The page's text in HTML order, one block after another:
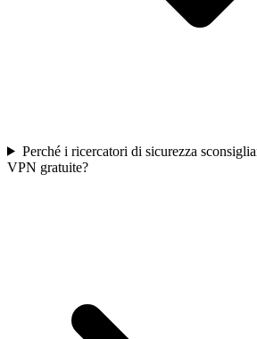
Perché i ricercatori di sicurezza
VPN gratuite?